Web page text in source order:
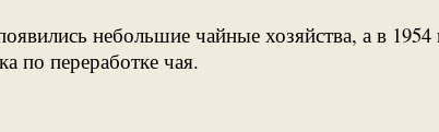
небольшие чайные хозяйства, а в
по переработке чая.